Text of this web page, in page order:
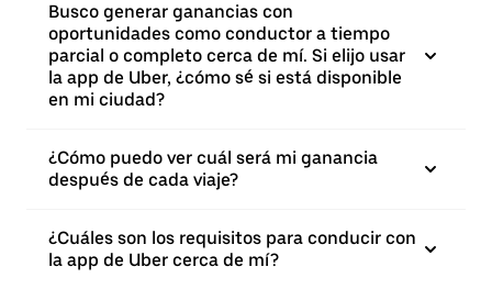
Busco generar ganancias con
oportunidades como conductor a tiempo
parcial o completo cerca de mí. Si elijo usar
la app de Uber, ¿cómo sé si está disponible
en mi ciudad?
¿Cómo puedo ver cuál será mi ganancia
después de cada viaje?
¿Cuáles son los requisitos para conducir con
la app de Uber cerca de mí?